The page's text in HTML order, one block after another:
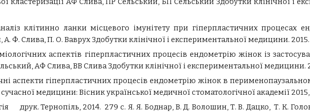
клітинно ланки місцевого імунітету при гіперпластичних процесах
Ф. Слива, П. О. Ваврух Здобутки клінічної і експериментальної медицини. 2015.
аспектів гіперпластичних процесів ендометрію жінок із
АФ Слива, ВВ Слива Здобутки клінічної і експериментальної медицини.
аспекти гіперпластичних процесів ендометрію жінок в
медицини: Вісник української медичної стоматологічної академії
друк. Тернопіль, 2014. 279 с. Я. Я. Боднар, В. Д. Волошин, Т. В. Дацко, Т. К.